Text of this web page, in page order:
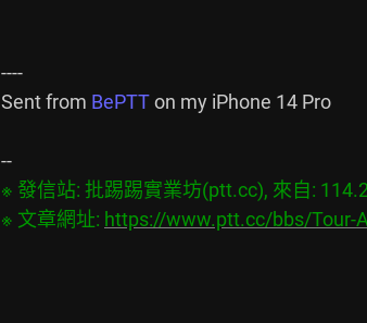
----
Sent from BePTT on my iPhone 14 Pro
※ 發信站: 批踢踢實業坊(ptt.cc), 來自:
※ 文章網址: https://www.ptt.cc/bbs/Tour-